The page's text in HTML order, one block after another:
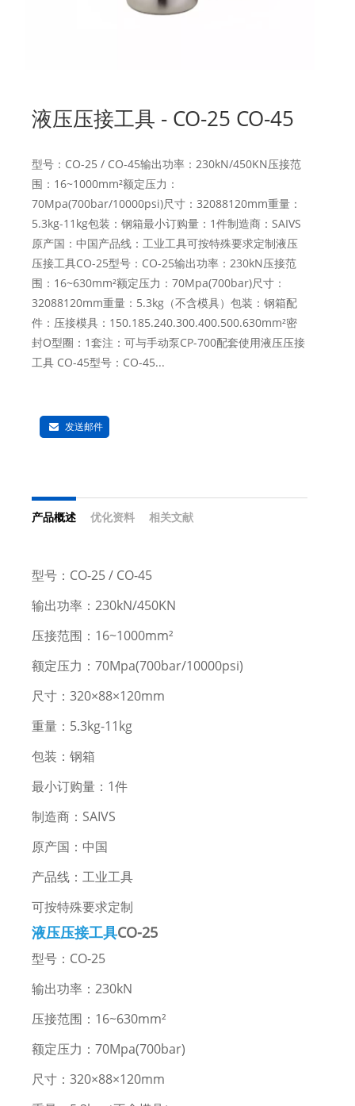
液压压接工具 - CO-25 CO-45
型号：CO-25 / CO-45输出功率：230kN/450KN压接范
围：16~1000mm²额定压力：
70Mpa(700bar/10000psi)尺寸：32088120mm重量：
5.3kg-11kg包装：钢箱最小订购量：1件制造商：SAIVS
原产国：中国产品线：工业工具可按特殊要求定制液压
压接工具CO-25型号：CO-25输出功率：230kN压接范
围：16~630mm²额定压力：70Mpa(700bar)尺寸：
32088120mm重量：5.3kg（不含模具）包装：钢箱配
件：压接模具：150.185.240.300.400.500.630mm²密
封O型圈：1套注：可与手动泵CP-700配套使用液压压接
工具 CO-45型号：CO-45...
发送邮件
产品概述 优化资料 相关文献
型号：CO-25 / CO-45
输出功率：230kN/450KN
压接范围：16~1000mm²
额定压力：70Mpa(700bar/10000psi)
尺寸：320×88×120mm
重量：5.3kg-11kg
包装：钢箱
最小订购量：1件
制造商：SAIVS
原产国：中国
产品线：工业工具
可按特殊要求定制
液压压接工具CO-25
型号：CO-25
输出功率：230kN
压接范围：16~630mm²
额定压力：70Mpa(700bar)
尺寸：320×88×120mm